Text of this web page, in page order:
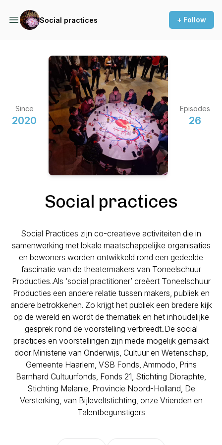
Social practices + Follow
Since
2020
Episodes
26
Social practices
Social Practices zijn co-creatieve activiteiten die in
samenwerking met lokale maatschappelijke organisaties
en bewoners worden ontwikkeld rond een gedeelde
fascinatie van de theatermakers van Toneelschuur
Producties..Als ‘social practitioner’ creëert Toneelschuur
Producties een andere relatie tussen makers, publiek en
andere betrokkenen. Zo krijgt het publiek een bredere kijk
op de wereld en wordt de thematiek en het inhoudelijke
gesprek rond de voorstelling verbreedt..De social
practices en voorstellingen zijn mede mogelijk gemaakt
door:Ministerie van Onderwijs, Cultuur en Wetenschap,
Gemeente Haarlem, VSB Fonds, Ammodo, Prins
Bernhard Cultuurfonds, Fonds 21, Stichting Dioraphte,
Stichting Melanie, Provincie Noord-Holland, De
Versterking, van Bijleveltstichting, onze Vrienden en
Talentbegunstigers